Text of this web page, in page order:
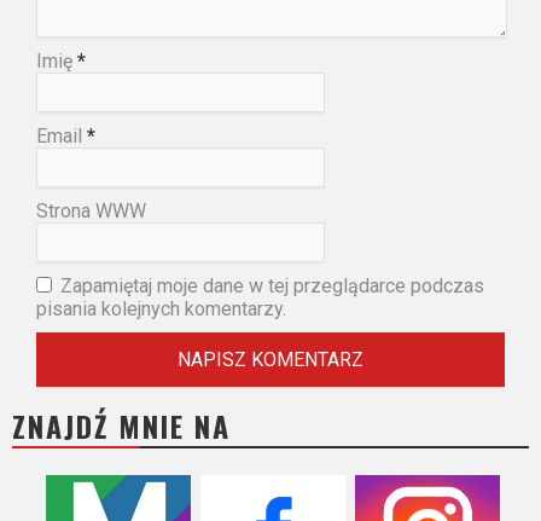
Imię *
Email *
Strona WWW
Zapamiętaj moje dane w tej przeglądarce podczas
pisania kolejnych komentarzy.
ZNAJDŹ MNIE NA